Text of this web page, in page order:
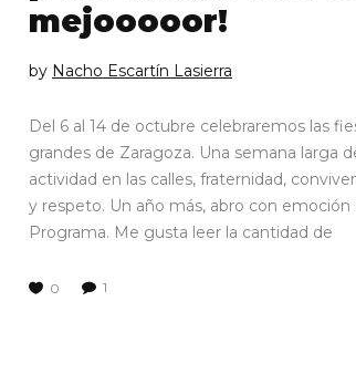
mejooooor!
by Nacho Escartín Lasierra
Del 6 al 14 de octubre celebraremos las
grandes de Zaragoza. Una semana larga
actividad en las calles, fraternidad,
y respeto. Un año más, abro con emoción
Programa. Me gusta leer la cantidad de
0 1